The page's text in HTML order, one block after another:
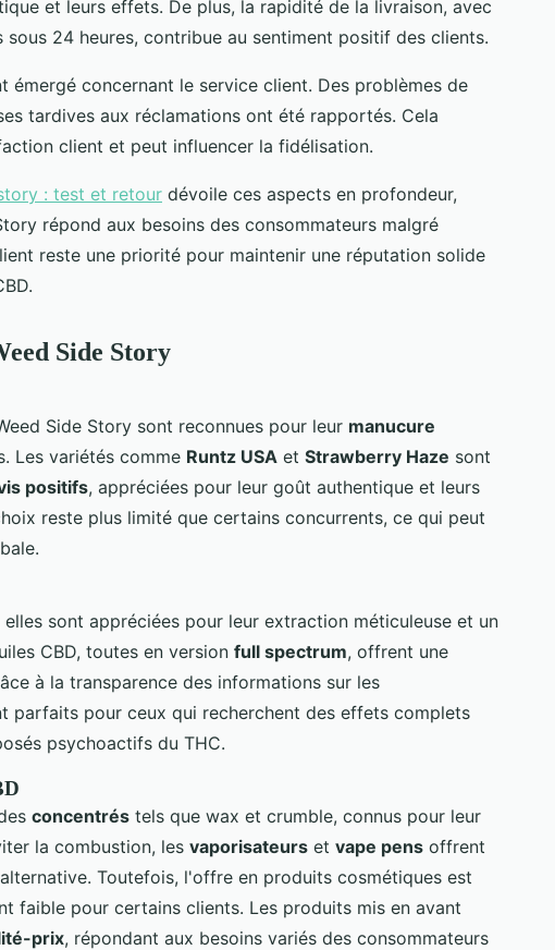
et leurs effets. De plus, la rapidité de la livraison, avec
sous 24 heures, contribue au sentiment positif des clients.
émergé concernant le service client. Des problèmes de
tardives aux réclamations ont été rapportés. Cela
client et peut influencer la fidélisation.
: test et retour dévoile ces aspects en profondeur,
répond aux besoins des consommateurs malgré
reste une priorité pour maintenir une réputation solide
Side Story
Side Story sont reconnues pour leur manucure
Les variétés comme Runtz USA et Strawberry Haze sont
positifs, appréciées pour leur goût authentique et leurs
reste plus limité que certains concurrents, ce qui peut
elles sont appréciées pour leur extraction méticuleuse et un
CBD, toutes en version full spectrum, offrent une
à la transparence des informations sur les
parfaits pour ceux qui recherchent des effets complets
psychoactifs du THC.
concentrés tels que wax et crumble, connus pour leur
la combustion, les vaporisateurs et vape pens offrent
Toutefois, l'offre en produits cosmétiques est
faible pour certains clients. Les produits mis en avant
prix, répondant aux besoins variés des consommateurs